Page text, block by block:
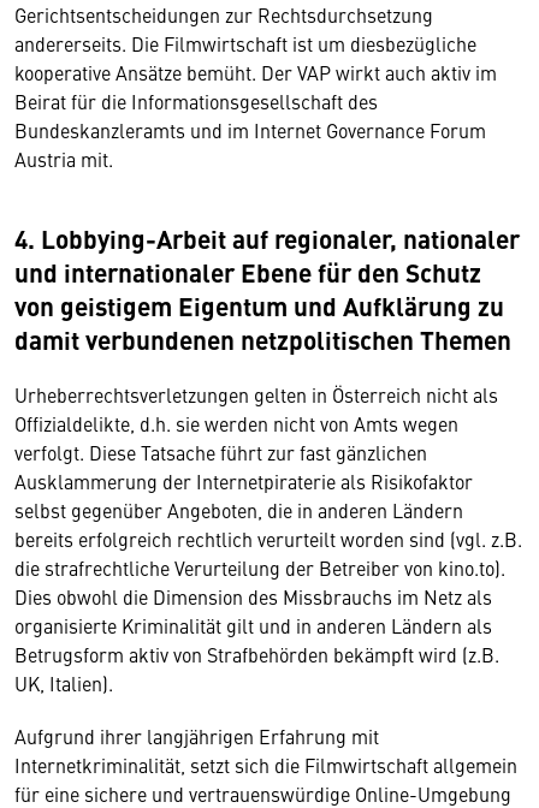
Gerichtsentscheidungen zur Rechtsdurchsetzung
andererseits. Die Filmwirtschaft ist um diesbezügliche
kooperative Ansätze bemüht. Der VAP wirkt auch aktiv im
Beirat für die Informationsgesellschaft des
Bundeskanzleramts und im Internet Governance Forum
Austria mit.
4. Lobbying-Arbeit auf regionaler, nationaler
und internationaler Ebene für den Schutz
von geistigem Eigentum und Aufklärung zu
damit verbundenen netzpolitischen Themen
Urheberrechtsverletzungen gelten in Österreich nicht als
Offizialdelikte, d.h. sie werden nicht von Amts wegen
verfolgt. Diese Tatsache führt zur fast gänzlichen
Ausklammerung der Internetpiraterie als Risikofaktor
selbst gegenüber Angeboten, die in anderen Ländern
bereits erfolgreich rechtlich verurteilt worden sind (vgl. z.B.
die strafrechtliche Verurteilung der Betreiber von kino.to).
Dies obwohl die Dimension des Missbrauchs im Netz als
organisierte Kriminalität gilt und in anderen Ländern als
Betrugsform aktiv von Strafbehörden bekämpft wird (z.B.
UK, Italien).
Aufgrund ihrer langjährigen Erfahrung mit
Internetkriminalität, setzt sich die Filmwirtschaft allgemein
für eine sichere und vertrauenswürdige Online-Umgebung